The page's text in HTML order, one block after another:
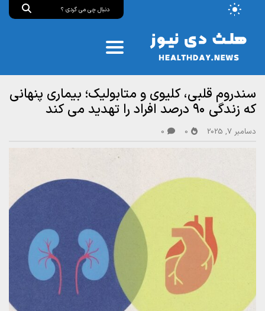
سندروم قلبی، کلیوی و متابولیک؛ بیماری پنهانی
که زندگی ۹۰ درصد افراد را تهدید می کند
دسامبر 7, 2025 0
0